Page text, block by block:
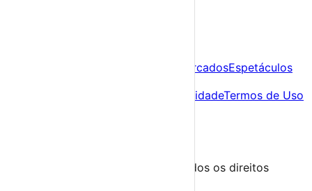
Feiras e MercadosEspetáculos
Política de PrivacidadeTermos de Uso
© 2023-2026 aondevamos.pt — Todos os direitos